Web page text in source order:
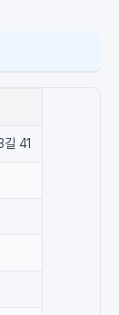
길 41